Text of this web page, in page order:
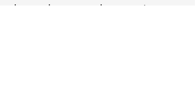
hospitalisatieverzekering,…)